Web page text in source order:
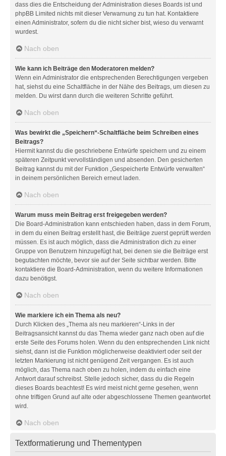
dass dies die Entscheidung der Administration dieses Boards ist und
phpBB Limited nichts mit dieser Verwarnung zu tun hat. Kontaktiere
einen Administrator, sofern du die nicht sicher bist, wieso du verwarnt
wurdest.
Nach oben
Wie kann ich Beiträge den Moderatoren melden?
Wenn ein Administrator die entsprechenden Berechtigungen vergeben
hat, siehst du eine Schaltfläche in der Nähe des Beitrags, um diesen zu
melden. Du wirst dann durch die weiteren Schritte geführt.
Nach oben
Was bewirkt die „Speichern“-Schaltfläche beim Schreiben eines
Beitrags?
Hiermit kannst du die geschriebene Entwürfe speichern und zu einem
späteren Zeitpunkt vervollständigen und absenden. Den gesicherten
Beitrag kannst du mit der Funktion „Gespeicherte Entwürfe verwalten“
in deinem persönlichen Bereich erneut laden.
Nach oben
Warum muss mein Beitrag erst freigegeben werden?
Die Board-Administration kann entschieden haben, dass in dem Forum,
in dem du einen Beitrag erstellt hast, die Beiträge zuerst geprüft werden
müssen. Es ist auch möglich, dass die Administration dich zu einer
Gruppe von Benutzern hinzugefügt hat, bei denen sie die Beiträge erst
begutachten möchte, bevor sie auf der Seite sichtbar werden. Bitte
kontaktiere die Board-Administration, wenn du weitere Informationen
dazu benötigst.
Nach oben
Wie markiere ich ein Thema als neu?
Durch Klicken des „Thema als neu markieren“-Links in der
Beitragsansicht kannst du das Thema wieder ganz nach oben auf die
erste Seite des Forums holen. Wenn du den entsprechenden Link nicht
siehst, dann ist die Funktion möglicherweise deaktiviert oder seit der
letzten Markierung ist nicht genügend Zeit vergangen. Es ist auch
möglich, das Thema nach oben zu holen, indem du einfach eine
Antwort darauf schreibst. Stelle jedoch sicher, dass du die Regeln
dieses Boards beachtest! Es wird meist nicht gerne gesehen, wenn
ohne triftigen Grund auf alte oder abgeschlossene Themen geantwortet
wird.
Nach oben
Textformatierung und Thementypen